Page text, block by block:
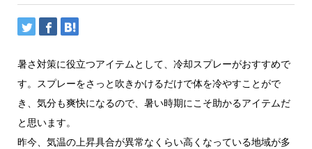
暑さ対策に役立つアイテムとして、冷却スプレーがおすすめで
す。スプレーをさっと吹きかけるだけで体を冷やすことがで
き、気分も爽快になるので、暑い時期にこそ助かるアイテムだ
と思います。
昨今、気温の上昇具合が異常なくらい高くなっている地域が多